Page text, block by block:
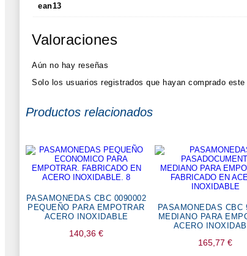
ean13
Valoraciones
Aún no hay reseñas
Solo los usuarios registrados que hayan comprado
Productos relacionados
PASAMONEDAS CBC 0090002
PEQUEÑO PARA EMPOTRAR
ACERO INOXIDABLE
140,36€
PASAMONEDAS CBC
MEDIANO PARA
ACERO
165,77€